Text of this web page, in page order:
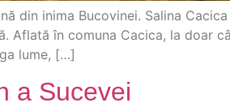
din inima Bucovinei. Salina
Aflată în comuna Cacica, la doar
lume, […]
a Sucevei